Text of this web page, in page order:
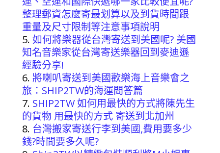
整理郵資怎麼寄最划算以及到貨時間跟
重量及尺寸限制等注意事項說明
如何將樂器從台灣寄送到美國呢? 美國
知名音樂家從台灣寄送樂器回到麥迪遜
經驗分享!
將喇叭寄送到美國歡樂海上音樂會之
旅：SHIP2TW的海運問答篇
SHIP2TW 如何用最快的方式將陳先生
的貨物 用最快的方式 寄送到北加州
台灣搬家寄送行李到美國,費用要多少
錢?時間要多久呢?